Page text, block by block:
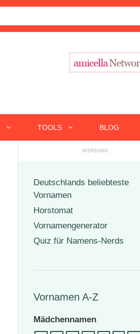
TOOLS BLOG
Deutschlands beliebteste
Vornamen
Horstomat
Vornamengenerator
Quiz für Namens-Nerds
Vornamen A-Z
Mädchennamen